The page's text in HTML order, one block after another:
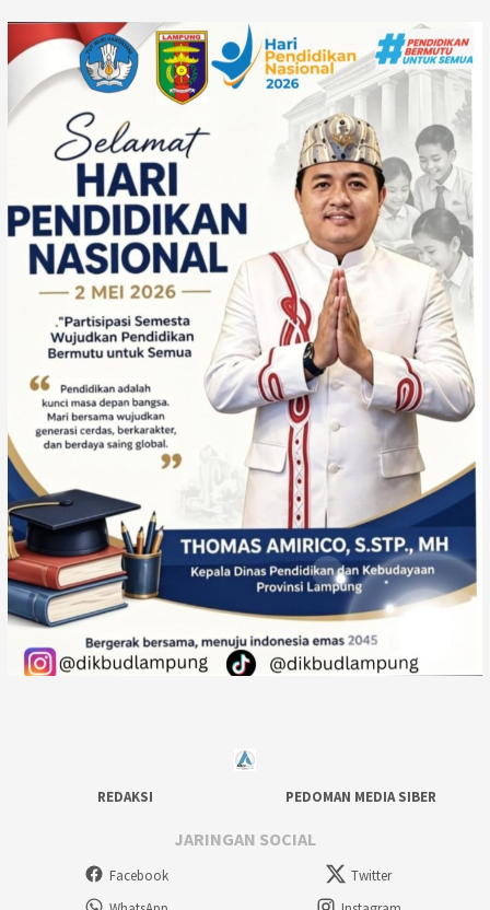
REDAKSI PEDOMAN MEDIA SIBER
JARINGAN SOCIAL
Facebook
Twitter